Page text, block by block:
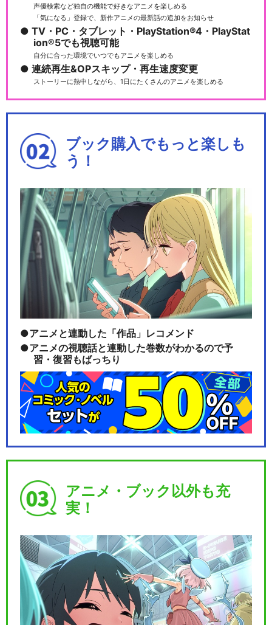
声優検索など独自の機能で好きなアニメを楽しめる
「気になる」登録で、新作アニメの最新話の追加をお知らせ
TV・PC・タブレット・PlayStation®4・PlayStat
ion®5でも視聴可能
自分に合った環境でいつでもアニメを楽しめる
連続再生&OPスキップ・再生速度変更
ストーリーに熱中しながら、1日にたくさんのアニメを楽しめる
ブック購入でもっと楽しも
う！
アニメと連動した「作品」レコメンド
アニメの視聴話と連動した巻数がわかるので予
習・復習もばっちり
アニメ・ブック以外も充
実！